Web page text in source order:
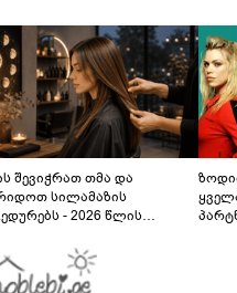
შევიჭრათ თმა და
სილამაზის
- 2026 წლის